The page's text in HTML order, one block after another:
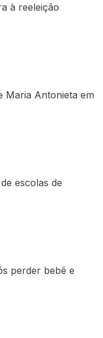
à reeleição
Maria Antonieta em
escolas de
perder bebê e